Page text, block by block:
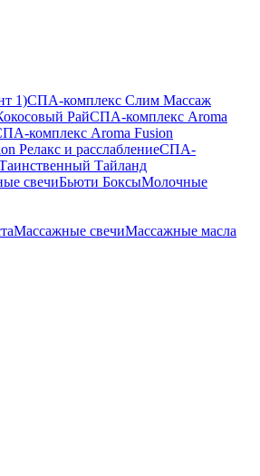
1)СПА-комплекс Слим Массаж
РайСПА-комплекс Aroma
комплекс Aroma Fusion
Релакс и расслаблениеСПА-
Тайланд
свечиБьюти БоксыМолочные
Массажные свечиМассажные масла